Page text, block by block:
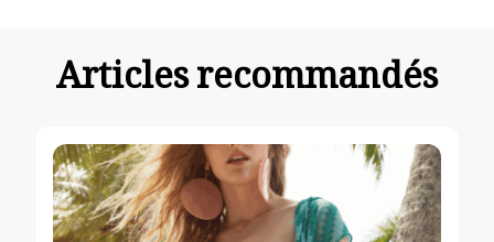
Articles recommandés